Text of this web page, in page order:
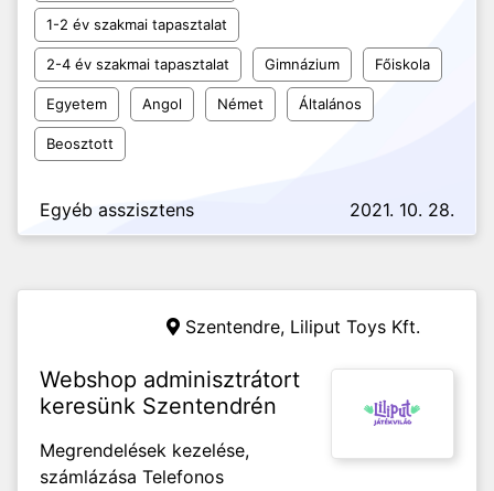
1-2 év szakmai tapasztalat
2-4 év szakmai tapasztalat Gimnázium Főiskola
Egyetem Angol Német Általános
Beosztott
Egyéb asszisztens 2021. 10. 28.
Szentendre, Liliput Toys Kft.
Webshop adminisztrátort
keresünk Szentendrén
Megrendelések kezelése,
számlázása Telefonos